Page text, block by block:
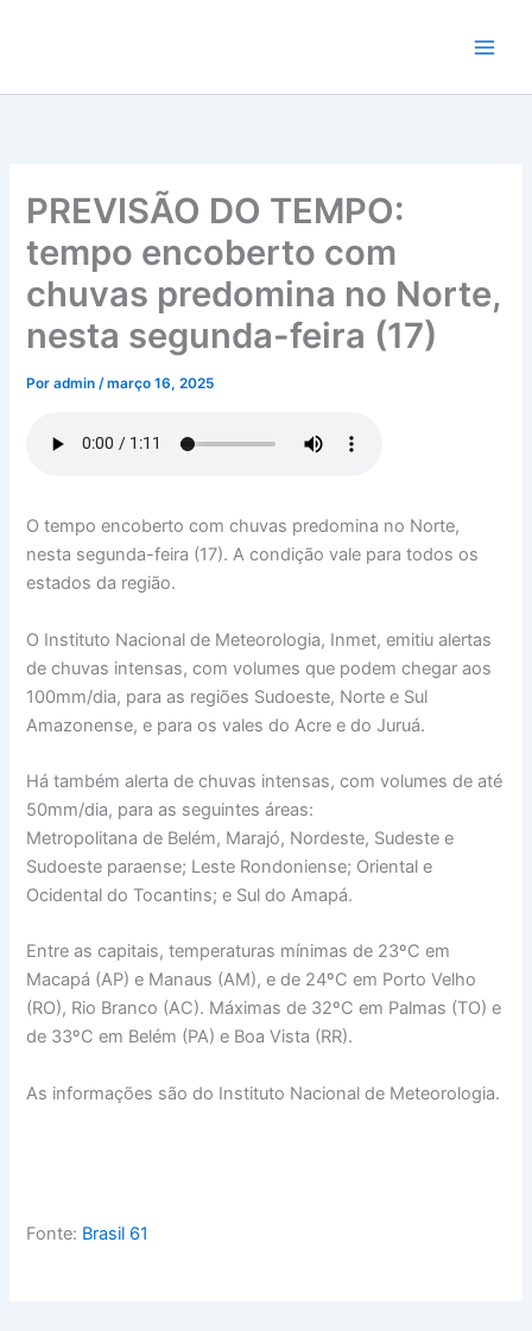
conteúdo
PREVISÃO DO TEMPO:
tempo encoberto com
chuvas predomina no Norte,
nesta segunda-feira (17)
Poradmin/março 16, 2025
O tempo encoberto com chuvas predomina no Norte,
nesta segunda-feira (17). A condição vale para todos os
estados da região.
O Instituto Nacional de Meteorologia, Inmet, emitiu alertas
de chuvas intensas, com volumes que podem chegar aos
100mm/dia, para as regiões Sudoeste, Norte e Sul
Amazonense, e para os vales do Acre e do Juruá.
Há também alerta de chuvas intensas, com volumes de até
50mm/dia, para as seguintes áreas:
Metropolitana de Belém, Marajó, Nordeste, Sudeste e
Sudoeste paraense; Leste Rondoniense; Oriental e
Ocidental do Tocantins; e Sul do Amapá.
Entre as capitais, temperaturas mínimas de 23ºC em
Macapá (AP) e Manaus (AM), e de 24ºC em Porto Velho
(RO), Rio Branco (AC). Máximas de 32ºC em Palmas (TO) e
de 33ºC em Belém (PA) e Boa Vista (RR).
As informações são do Instituto Nacional de Meteorologia.
Fonte: Brasil 61